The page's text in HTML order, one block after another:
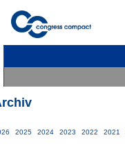
2025 2024 2023 2022 2021